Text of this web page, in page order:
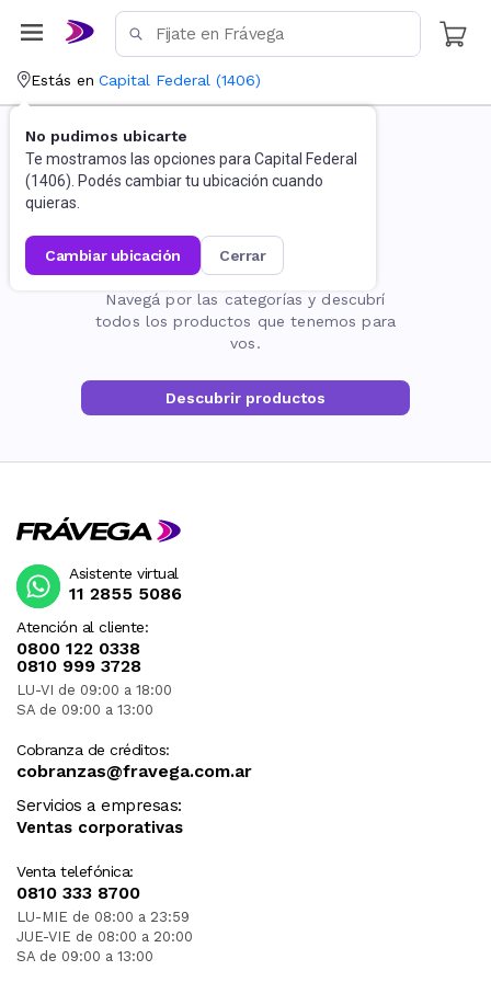
Estás en Capital Federal (1406)
No pudimos ubicarte
Te mostramos las opciones para Capital Federal
(1406). Podés cambiar tu ubicación cuando
quieras.
cambiar ubicación cerrar
La página no existe
Navegá por las categorías y descubrí
todos los productos que tenemos para
vos.
Descubrir productos
Atención al cliente:
0800 122 0338
0810 999 3728
LU-VI de 09:00 a 18:00
SA de 09:00 a 13:00
Cobranza de créditos:
cobranzas@fravega.com.ar
Servicios a empresas:
Ventas corporativas
Venta telefónica:
0810 333 8700
LU-MIE de 08:00 a 23:59
JUE-VIE de 08:00 a 20:00
SA de 09:00 a 13:00
Asistente virtual
11 2855 5086